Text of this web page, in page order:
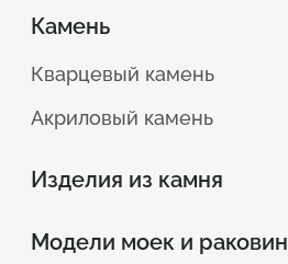
Камень
Кварцевый камень
Акриловый камень
Изделия из камня
Модели моек и раковин